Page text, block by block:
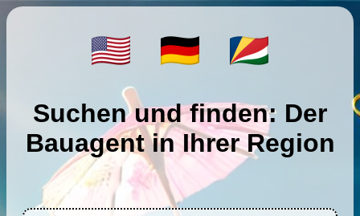
Suchen und finden: Der
Bauagent in Ihrer Region